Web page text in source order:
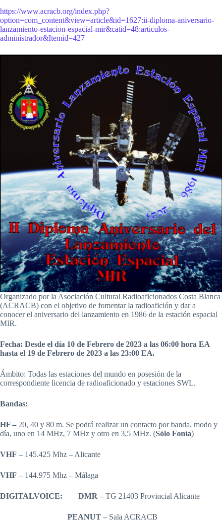
https://www.acracb.org/index.php?
option=com_content&view=article&id=1627:ii-diploma-aniversario-
lanzamiento-estacion-espacial-mir&catid=48:articulos-
administrador&Itemid=427
Organizado por la Asociación Cultural Radioaficionados Costa Blanca
(ACRACB) con el objetivo de fomentar la radioafición y dar a
conocer el aniversario del lanzamiento en 1986 de la estación espacial
MIR.
Fecha: Desde el día 10 de Febrero de 2023 a las 06:00 hora EA
hasta el 19 de Febrero de 2023 a las 23:00 EA.
Ámbito: Todas las estaciones del mundo en posesión de la
correspondiente licencia de radioaficionado y estaciones SWL.
Bandas:
HF – 20, 40 y 80 m. Se podrá realizar un contacto por banda, modo y
día, uno en 14 MHz, 7 MHz y otro en 3,5 MHz. (Sólo Fonía)
VHF – 145.425 Mhz – Alicante
VHF – 144.975 Mhz – Málaga
DIGITALVOICE: DMR – TG 21403 Provincial Alicante
PEANUT – Sala ACRACB